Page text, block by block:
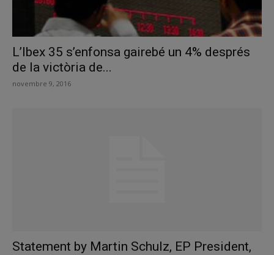
L’Ibex 35 s’enfonsa gairebé un 4% després
de la victòria de...
novembre 9, 2016
Statement by Martin Schulz, EP President,